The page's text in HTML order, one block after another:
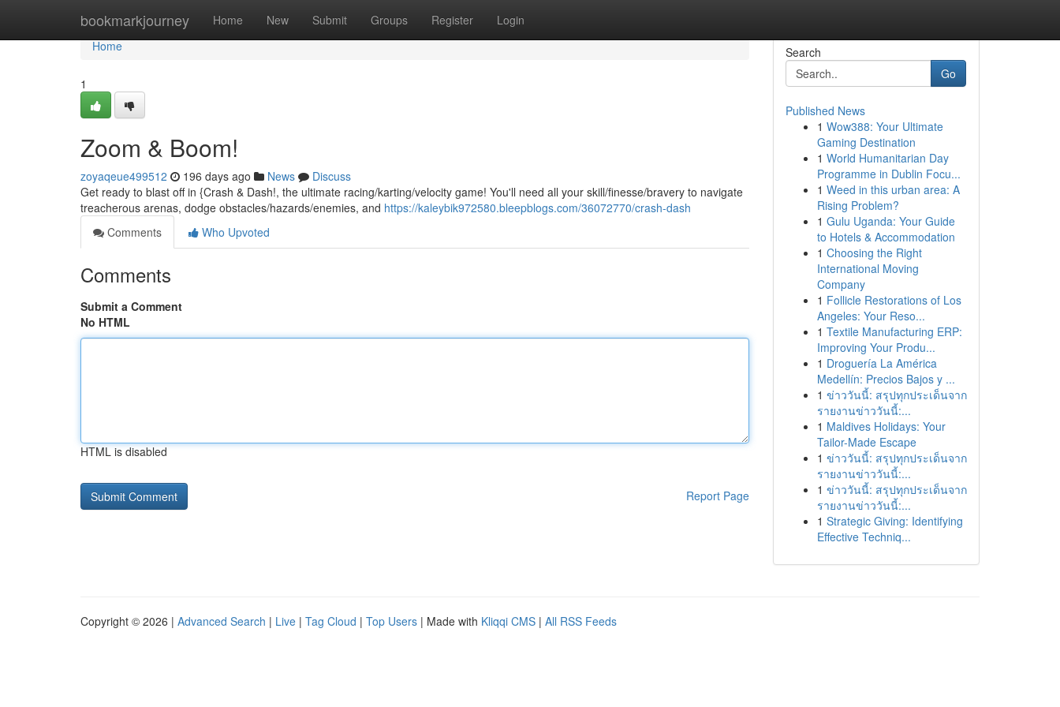
bookmarkjourney Home New Submit Groups Register Login
Home
Home
1
Zoom & Boom!
zoyaqeue499512 196 days ago News
Discuss
Get ready to blast off in {Crash & Dash!, the ultimate racing/karting/velocity game! You'll need all your skill/finesse/bravery to navigate
treacherous arenas, dodge obstacles/hazards/enemies, and https://kaleybik972580.bleepblogs.com/36072770/crash-dash
Comments
Who Upvoted
Comments
Submit a Comment
No HTML
HTML is disabled
Report Page
Search
Go
Published News
1 Wow388: Your Ultimate
Gaming Destination
1 World Humanitarian Day
Programme in Dublin Focu...
1 Weed in this urban area: A
Rising Problem?
1 Gulu Uganda: Your Guide
to Hotels & Accommodation
1 Choosing the Right
International Moving
Company
1 Follicle Restorations of Los
Angeles: Your Reso...
1 Textile Manufacturing ERP:
Improving Your Produ...
1 Droguería La América
Medellín: Precios Bajos y ...
1 ข่าววันนี้: สรุปทุกประเด็นจาก
รายงานข่าววันนี้:...
1 Maldives Holidays: Your
Tailor-Made Escape
1 ข่าววันนี้: สรุปทุกประเด็นจาก
รายงานข่าววันนี้:...
1 ข่าววันนี้: สรุปทุกประเด็นจาก
รายงานข่าววันนี้:...
1 Strategic Giving: Identifying
Effective Techniq...
Copyright © 2026 | Advanced Search | Live | Tag Cloud | Top Users | Made with Kliqqi CMS | All RSS Feeds